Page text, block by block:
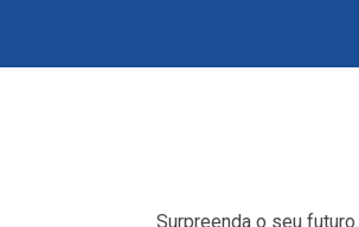
Surpreenda o seu futuro.